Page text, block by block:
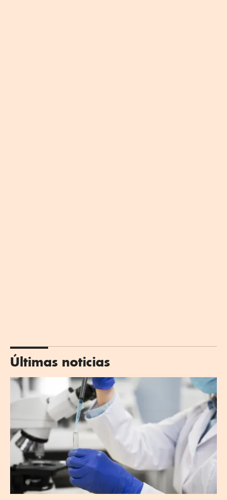
Últimas noticias